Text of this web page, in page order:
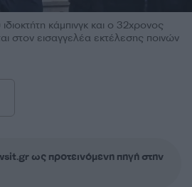
κάμπινγκ και ο 32χρονος
στον εισαγγελέα εκτέλεσης ποινών
ως προτεινόμενη πηγή στην